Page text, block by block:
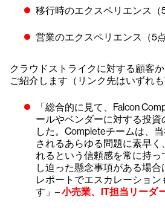
移行時のエクスペリエンス（
営業のエクスペリエンス（5
クラウドストライクに対する顧客
ご紹介します（リンク先はいずれも
「総合的に見て、Falcon
ールやベンダーに対する投
した。Completeチームは、
されるあらゆる問題に素早く
れるという信頼感を常に持
し迫った懸念事項がある場
レポートでエスカレーション
す」–小売業、IT担当リーダ